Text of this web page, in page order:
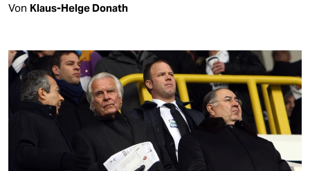
Von Klaus-Helge Donath